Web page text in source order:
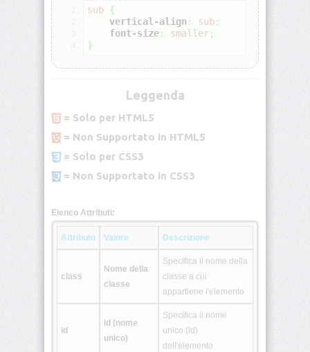
<button>
<caption>
<cite>
<colgroup>
<dfn>
sub {
vertical-align : sub;
font-size: smaller;
}
Leggenda
= Solo per HTML5
= Non Supportato in HTML5
= Solo per CSS3
= Non Supportato in CSS3
Elenco Attributi:
Attributo Valore Descrizione
class
Nome della
classe
Specifica il nome della
classe a cui
appartiene l'elemento
id
id (nome
unico)
Specifica il nome
unico (id)
dell'elemento